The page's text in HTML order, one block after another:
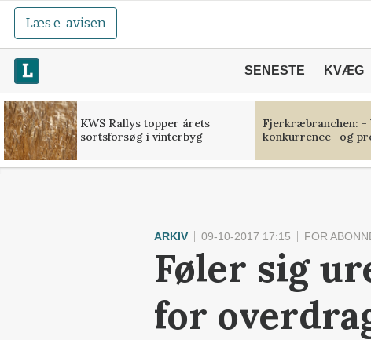
Læs e-avisen
SENESTE KVÆG
KWS Rallys topper årets
sortsforsøg i vinterbyg
Fjerkræbranchen: -
konkurrence- og
ARKIV 09-10-2017 17:15 FOR
Føler sig
for